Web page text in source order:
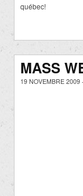
québec!
MASS
19 NOVEMBRE 2009 -